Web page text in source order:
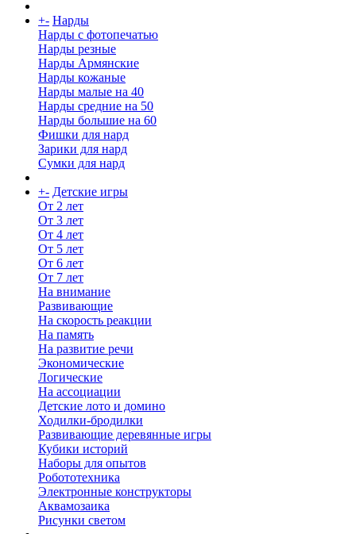
+- Нарды
Нарды с фотопечатью
Нарды резные
Нарды Армянские
Нарды кожаные
Нарды малые на 40
Нарды средние на 50
Нарды большие на 60
Фишки для нард
Зарики для нард
Сумки для нард
+- Детские игры
От 2 лет
От 3 лет
От 4 лет
От 5 лет
От 6 лет
От 7 лет
На внимание
Развивающие
На скорость реакции
На память
На развитие речи
Экономические
Логические
На ассоциации
Детские лото и домино
Ходилки-бродилки
Развивающие деревянные игры
Кубики историй
Наборы для опытов
Робототехника
Электронные конструкторы
Аквамозаика
Рисунки светом